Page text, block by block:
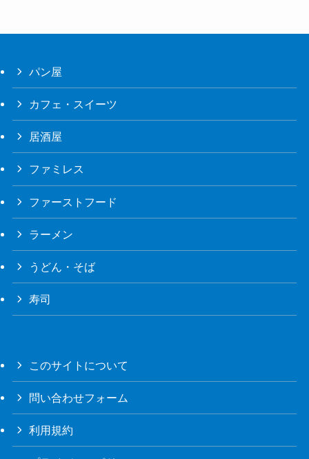
パン屋
カフェ・スイーツ
居酒屋
ファミレス
ファーストフード
ラーメン
うどん・そば
寿司
このサイトについて
問い合わせフォーム
利用規約